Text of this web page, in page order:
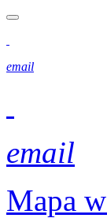
email
email
Mapa